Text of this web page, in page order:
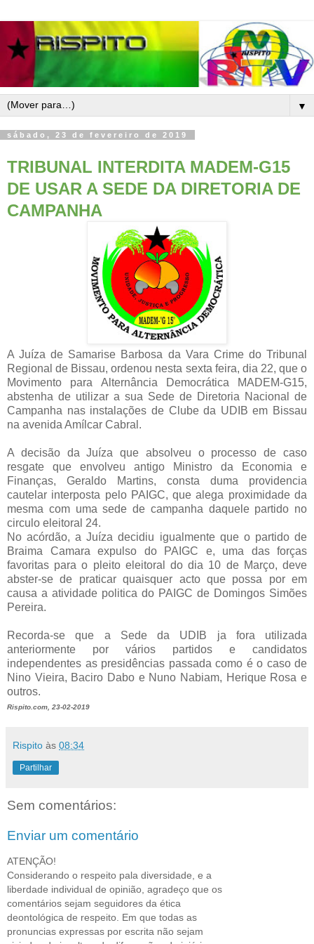
▼
sábado, 23 de fevereiro de 2019
TRIBUNAL INTERDITA MADEM-G15
DE USAR A SEDE DA DIRETORIA DE
CAMPANHA
A Juíza de Samarise Barbosa da Vara Crime do Tribunal
Regional de Bissau, ordenou nesta sexta feira, dia 22, que o
Movimento para Alternância Democrática MADEM-G15,
abstenha de utilizar a sua Sede de Diretoria Nacional de
Campanha nas instalações de Clube da UDIB em Bissau
na avenida Amílcar Cabral.
A decisão da Juíza que absolveu o processo de caso
resgate que envolveu antigo Ministro da Economia e
Finanças, Geraldo Martins, consta duma providencia
cautelar interposta pelo PAIGC, que alega proximidade da
mesma com uma sede de campanha daquele partido no
circulo eleitoral 24.
No acórdão, a Juíza decidiu igualmente que o partido de
Braima Camara expulso do PAIGC e, uma das forças
favoritas para o pleito eleitoral do dia 10 de Março, deve
abster-se de praticar quaisquer acto que possa por em
causa a atividade politica do PAIGC de Domingos Simões
Pereira.
Recorda-se que a Sede da UDIB ja fora utilizada
anteriormente por vários partidos e candidatos
independentes as presidências passada como é o caso de
Nino Vieira, Baciro Dabo e Nuno Nabiam, Herique Rosa e
outros.
Rispito.com, 23-02-2019
Rispito às 08:34
Partilhar
Sem comentários:
Enviar um comentário
ATENÇÃO!
Considerando o respeito pala diversidade, e a
liberdade individual de opinião, agradeço que os
comentários sejam seguidores da ética
deontológica de respeito. Em que todas as
pronuncias expressas por escrita não sejam